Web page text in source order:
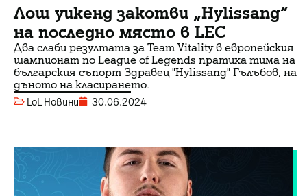
Лош уикенд закотви „Hylissang“
на последно място в LEC
Два слаби резултата за Team Vitality в европейския
шампионат по League of Legends пратиха тима на
българския съпорт Здравец "Hylissang" Гълъбов, на
дъното на класирането.
LoL Новини 30.06.2024